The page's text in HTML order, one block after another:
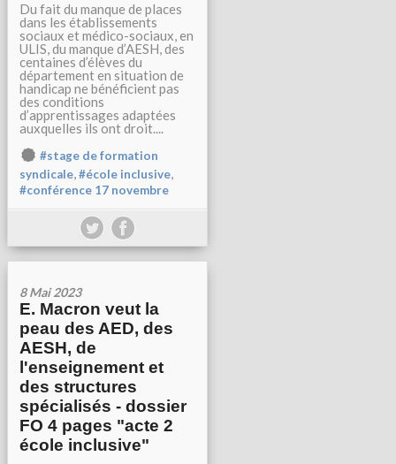
Du fait du manque de places
dans les établissements
sociaux et médico-sociaux, en
ULIS, du manque d’AESH, des
centaines d’élèves du
département en situation de
handicap ne bénéficient pas
des conditions
d’apprentissages adaptées
auxquelles ils ont droit....
#stage de formation
syndicale,#école inclusive,
#conférence 17 novembre
8 Mai 2023
E. Macron veut la
peau des AED, des
AESH, de
l'enseignement et
des structures
spécialisés - dossier
FO 4 pages "acte 2
école inclusive"